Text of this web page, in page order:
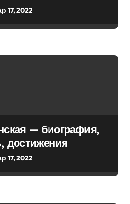
17, 2022
— биография,
достижения
17, 2022